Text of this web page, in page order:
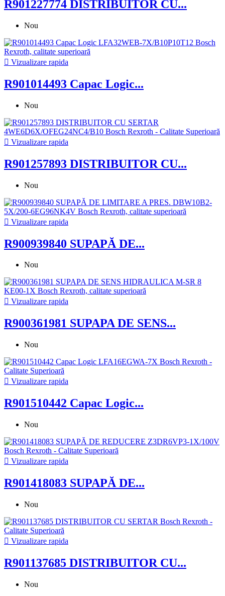
R901227774 DISTRIBUITOR CU...
Nou
 Vizualizare rapida
R901014493 Capac Logic...
Nou
 Vizualizare rapida
R901257893 DISTRIBUITOR CU...
Nou
 Vizualizare rapida
R900939840 SUPAPĂ DE...
Nou
 Vizualizare rapida
R900361981 SUPAPA DE SENS...
Nou
 Vizualizare rapida
R901510442 Capac Logic...
Nou
 Vizualizare rapida
R901418083 SUPAPĂ DE...
Nou
 Vizualizare rapida
R901137685 DISTRIBUITOR CU...
Nou